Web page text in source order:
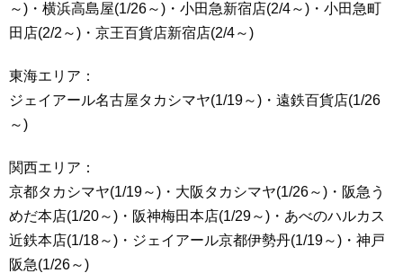
～)・横浜高島屋(1/26～)・小田急新宿店(2/4～)・小田急町
田店(2/2～)・京王百貨店新宿店(2/4～)
東海エリア：
ジェイアール名古屋タカシマヤ(1/19～)・遠鉄百貨店(1/26
～)
関西エリア：
京都タカシマヤ(1/19～)・大阪タカシマヤ(1/26～)・阪急う
めだ本店(1/20～)・阪神梅田本店(1/29～)・あべのハルカス
近鉄本店(1/18～)・ジェイアール京都伊勢丹(1/19～)・神戸
阪急(1/26～)